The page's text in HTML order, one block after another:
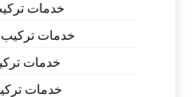
خدمات
خدمات تركيب
خدمات
خدمات